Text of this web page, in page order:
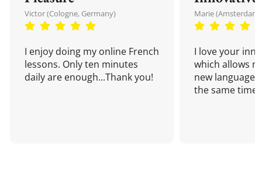
Victor (Cologne, Germany)
I enjoy doing my online French
lessons. Only ten minutes
daily are enough...Thank you!
Marie
I love your
which allows
new language
the same time!